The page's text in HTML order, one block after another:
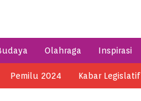
Olahraga Inspirasi
Pemilu 2024 Kabar Legislatif